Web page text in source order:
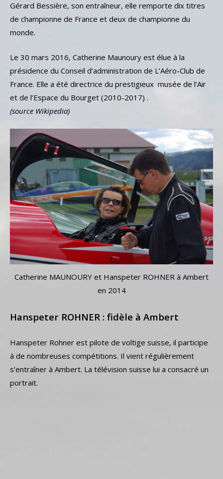
Gérard Bessière, son entraîneur, elle remporte dix titres
de championne de France et deux de championne du
monde.
Le 30 mars 2016, Catherine Maunoury est élue à la
présidence du Conseil d’administration de L’Aéro-Club de
France. Elle a été directrice du prestigieux musée de l’Air
et de l’Espace du Bourget (2010-2017) .
(source Wikipedia)
Catherine MAUNOURY et Hanspeter ROHNER à Ambert
en 2014
Hanspeter ROHNER : fidèle à Ambert
Hanspeter Rohner est pilote de voltige suisse, il participe
à de nombreuses compétitions. Il vient régulièrement
s’entraîner à Ambert. La télévision suisse lui a consacré un
portrait.